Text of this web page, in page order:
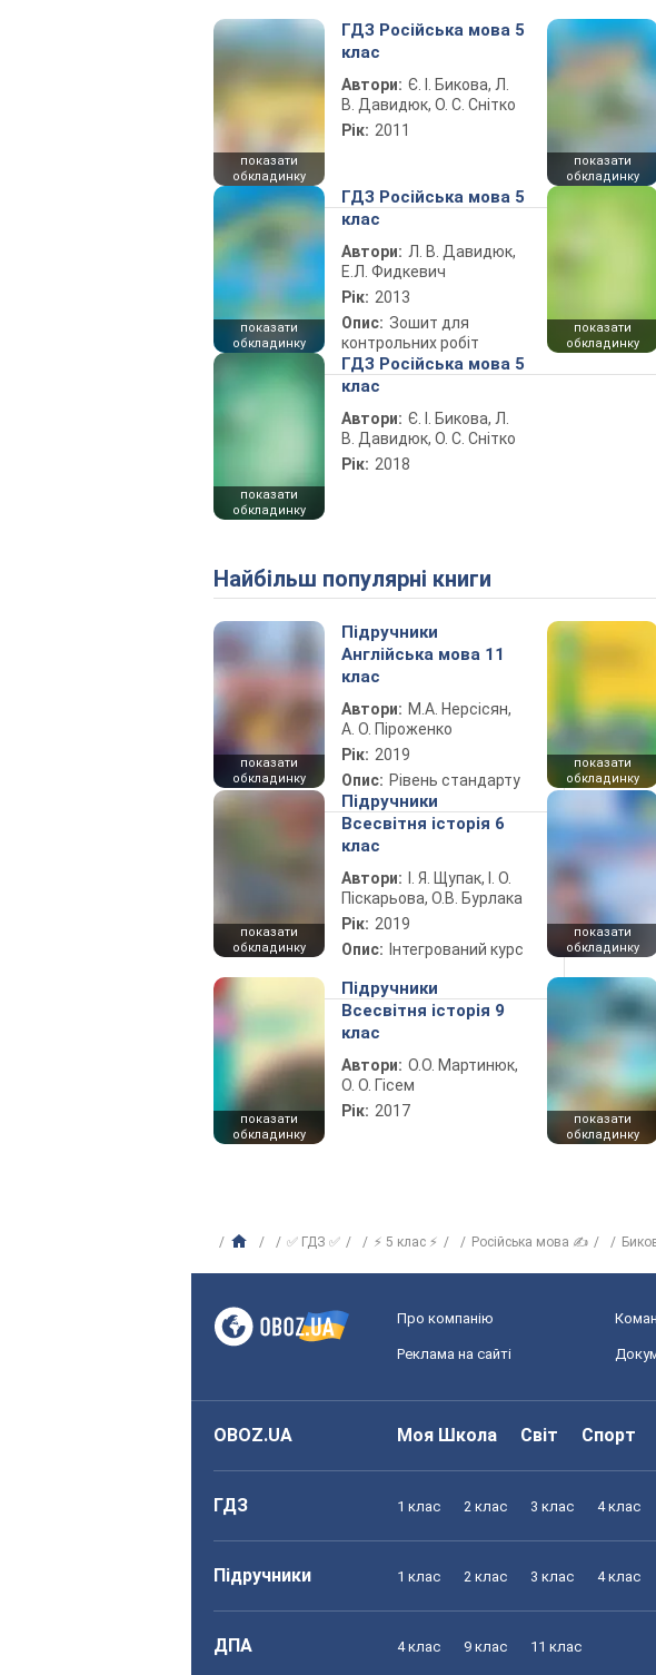
показати
обкладинку
ГДЗ Російська мова 5
клас
Автори: Є. І. Бикова, Л.
В. Давидюк, О. С. Снітко
Рік: 2011
показати
обкладинку
показати
обкладинку
ГДЗ Російська мова 5
клас
Автори: Л. В. Давидюк,
Е.Л. Фидкевич
Рік: 2013
Опис: Зошит для
контрольних робіт
показати
обкладинку
показати
обкладинку
ГДЗ Російська мова 5
клас
Автори: Є. І. Бикова, Л.
В. Давидюк, О. С. Снітко
Рік: 2018
Найбільш популярні книги
показати
обкладинку
Підручники
Англійська мова 11
клас
Автори: М.А. Нерсісян,
А. О. Піроженко
Рік: 2019
Опис: Рівень стандарту
показати
обкладинку
показати
обкладинку
Підручники
Всесвітня історія 6
клас
Автори:
І. Я. Щупак, І. О.
Піскарьова, О.В. Бурлака
Рік: 2019
Опис: Інтегрований курс
показати
обкладинку
показати
обкладинку
Підручники
Всесвітня історія 9
клас
Автори: О.О. Мартинюк,
О. О. Гісем
Рік: 2017
показати
обкладинку
✅ ГДЗ ✅ ⚡ 5 клас ⚡ Російська мова ✍
Про компанію
Реклама на сайті
OBOZ.UA Моя Школа Світ Спорт
ГДЗ 1 клас 2 клас 3 клас 4 клас
Підручники 1 клас 2 клас 3 клас 4 клас
ДПА 4 клас 9 клас 11 клас